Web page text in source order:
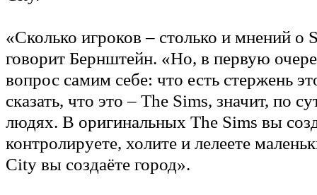
«Сколько игроков – столько и мнений о
говорит Бернштейн. «Но, в первую
вопрос самим себе: что есть стержень
сказать, что это – The Sims, значит, по
людях. В оригинальных The Sims вы
контролируете, холите и лелеете
City вы создаёте город».